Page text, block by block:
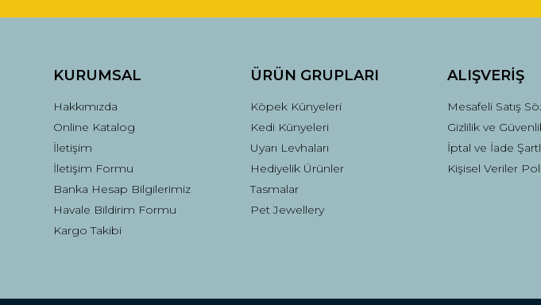
Ürün bilgilerinde hatalar bulunuyor.
Bu ürüne benzer farklı alternatifler olmalı.
KURUMSAL
Hakkımızda
Online Katalog
İletişim
İletişim Formu
Banka Hesap Bilgilerimiz
Havale Bildirim Formu
Kargo Takibi
ÜRÜN GRUPLARI
Köpek Künyeleri
Kedi Künyeleri
Uyarı Levhaları
Hediyelik Ürünler
Tasmalar
Pet Jewellery
ALIŞVERİŞ
Mesafeli Satış
Gizlilik ve
İptal ve İade
Kişisel Veriler